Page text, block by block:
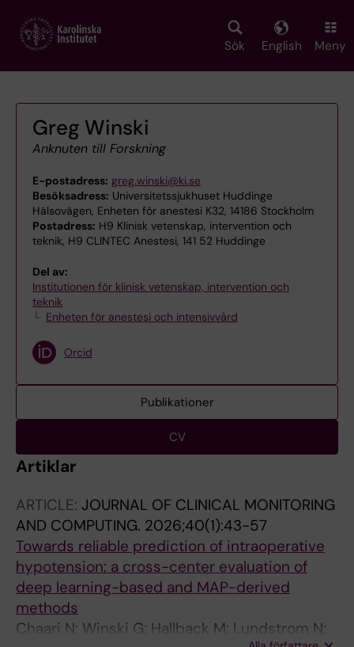
main
Sök English Meny
Greg Winski
Anknuten till Forskning
E-postadress: greg.winski@ki.se
Besöksadress: Universitetssjukhuset Huddinge
Hälsovägen, Enheten för anestesi K32, 14186 Stockholm
Postadress: H9 Klinisk vetenskap, intervention och
teknik, H9 CLINTEC Anestesi, 141 52 Huddinge
Del av:
Institutionen för klinisk vetenskap, intervention och
teknik
Enheten för anestesi och intensivvård
Orcid
Publikationer
CV
Artiklar
ARTICLE: JOURNAL OF CLINICAL MONITORING
AND COMPUTING. 2026;40(1):43-57
Towards reliable prediction of intraoperative
hypotension: a cross-center evaluation of
deep learning-based and MAP-derived
methods
Chaari N; Winski G; Hallback M; Lundstrom N;